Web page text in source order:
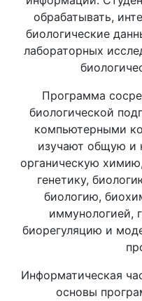
обрабатывать,
биологические
лабораторных
Программа
биологической
компьютерными
изучают общую и
органическую
генетику,
биологию,
иммунологией,
биорегуляцию и
Информатическая
основы